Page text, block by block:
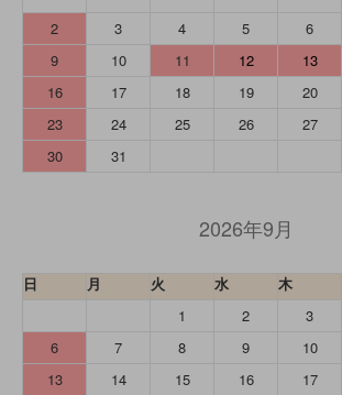
2
3 4 5 6
9
10 11 12 13
16
17 18 19 20
23
24 25 26 27
30
31
2026年9月
日 月 火 水 木
1
2 3
6
7 8 9 10
13
14 15 16 17